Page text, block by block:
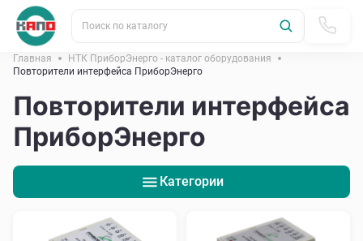
Поиск по каталогу
Главная
НТК ПриборЭнерго - каталог оборудования
Повторители интерфейса ПриборЭнерго
Повторители интерфейса
ПриборЭнерго
Категории